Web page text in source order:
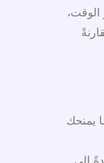
الوقت،
يمنحك
إلى